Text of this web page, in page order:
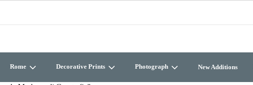
Rome Decorative Prints Photograph New Additions